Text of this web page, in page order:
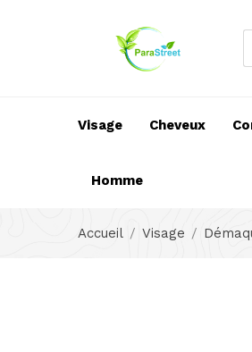
Visage Cheveux
Homme
Accueil Visage